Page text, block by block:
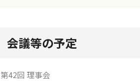
会議等の予定
第42回 理事会